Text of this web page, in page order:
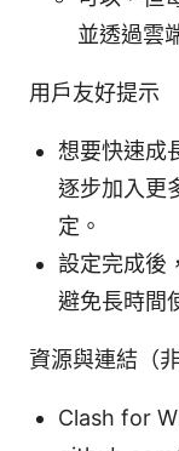
並透過雲
用戶友好提示
想要快速成
逐步加入更
定。
設定完成後
避免長時間
資源與連結（
Clash for